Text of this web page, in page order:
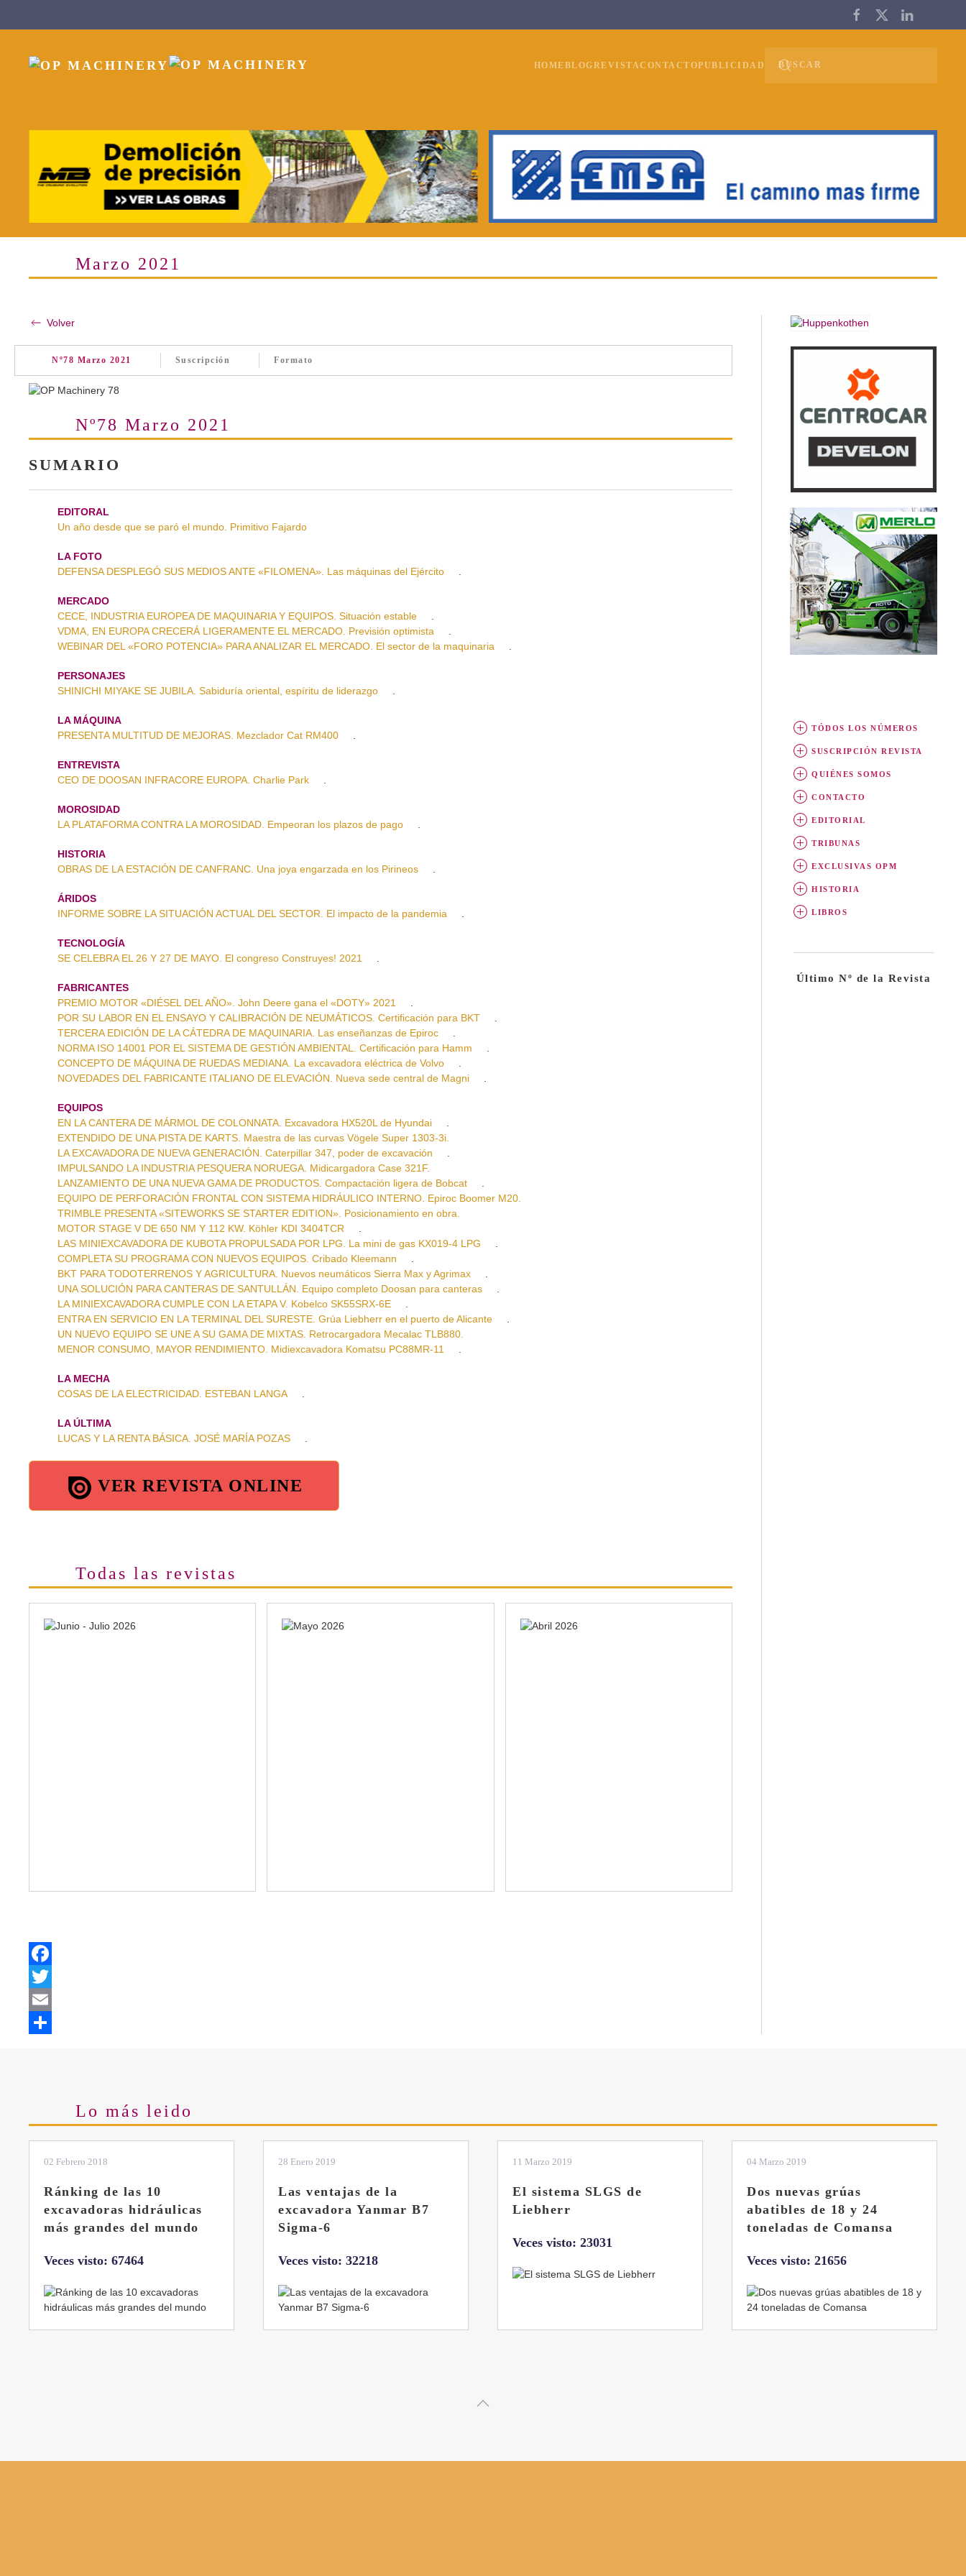
HOMEBLOGREVISTACONTACTOPUBLICIDAD
Marzo 2021
Volver
Nº78 Marzo 2021 Suscripción Formato
Nº78 Marzo 2021
SUMARIO
EDITORAL
Un año desde que se paró el mundo. Primitivo Fajardo
LA FOTO
DEFENSA DESPLEGÓ SUS MEDIOS ANTE «FILOMENA». Las máquinas del Ejército
.
MERCADO
CECE, INDUSTRIA EUROPEA DE MAQUINARIA Y EQUIPOS. Situación estable
.
VDMA, EN EUROPA CRECERÁ LIGERAMENTE EL MERCADO. Previsión optimista
.
WEBINAR DEL «FORO POTENCIA» PARA ANALIZAR EL MERCADO. El sector de la maquinaria
.
PERSONAJES
SHINICHI MIYAKE SE JUBILA. Sabiduría oriental, espíritu de liderazgo
.
LA MÁQUINA
PRESENTA MULTITUD DE MEJORAS. Mezclador Cat RM400
.
ENTREVISTA
CEO DE DOOSAN INFRACORE EUROPA. Charlie Park
.
MOROSIDAD
LA PLATAFORMA CONTRA LA MOROSIDAD. Empeoran los plazos de pago
.
HISTORIA
OBRAS DE LA ESTACIÓN DE CANFRANC. Una joya engarzada en los Pirineos
.
ÁRIDOS
INFORME SOBRE LA SITUACIÓN ACTUAL DEL SECTOR. El impacto de la pandemia
.
TECNOLOGÍA
SE CELEBRA EL 26 Y 27 DE MAYO. El congreso Construyes! 2021
.
FABRICANTES
PREMIO MOTOR «DIÉSEL DEL AÑO». John Deere gana el «DOTY» 2021
.
POR SU LABOR EN EL ENSAYO Y CALIBRACIÓN DE NEUMÁTICOS. Certificación para BKT
.
TERCERA EDICIÓN DE LA CÁTEDRA DE MAQUINARIA. Las enseñanzas de Epiroc
.
NORMA ISO 14001 POR EL SISTEMA DE GESTIÓN AMBIENTAL. Certificación para Hamm
.
CONCEPTO DE MÁQUINA DE RUEDAS MEDIANA. La excavadora eléctrica de Volvo
.
NOVEDADES DEL FABRICANTE ITALIANO DE ELEVACIÓN. Nueva sede central de Magni
.
EQUIPOS
EN LA CANTERA DE MÁRMOL DE COLONNATA. Excavadora HX520L de Hyundai
.
EXTENDIDO DE UNA PISTA DE KARTS. Maestra de las curvas Vögele Super 1303-3i.
LA EXCAVADORA DE NUEVA GENERACIÓN. Caterpillar 347, poder de excavación
.
IMPULSANDO LA INDUSTRIA PESQUERA NORUEGA. Midicargadora Case 321F.
LANZAMIENTO DE UNA NUEVA GAMA DE PRODUCTOS. Compactación ligera de Bobcat
.
EQUIPO DE PERFORACIÓN FRONTAL CON SISTEMA HIDRÁULICO INTERNO. Epiroc Boomer M20.
TRIMBLE PRESENTA «SITEWORKS SE STARTER EDITION». Posicionamiento en obra.
MOTOR STAGE V DE 650 NM Y 112 KW. Köhler KDI 3404TCR
.
LAS MINIEXCAVADORA DE KUBOTA PROPULSADA POR LPG. La mini de gas KX019-4 LPG
.
COMPLETA SU PROGRAMA CON NUEVOS EQUIPOS. Cribado Kleemann
.
BKT PARA TODOTERRENOS Y AGRICULTURA. Nuevos neumáticos Sierra Max y Agrimax
.
UNA SOLUCIÓN PARA CANTERAS DE SANTULLÁN. Equipo completo Doosan para canteras
.
LA MINIEXCAVADORA CUMPLE CON LA ETAPA V. Kobelco SK55SRX-6E
.
ENTRA EN SERVICIO EN LA TERMINAL DEL SURESTE. Grúa Liebherr en el puerto de Alicante
.
UN NUEVO EQUIPO SE UNE A SU GAMA DE MIXTAS. Retrocargadora Mecalac TLB880.
MENOR CONSUMO, MAYOR RENDIMIENTO. Midiexcavadora Komatsu PC88MR-11
.
LA MECHA
COSAS DE LA ELECTRICIDAD. ESTEBAN LANGA
.
LA ÚLTIMA
LUCAS Y LA RENTA BÁSICA. JOSÉ MARÍA POZAS
.
VER REVISTA ONLINE
Todas las revistas
Facebook
Twitter
Email
TÓDOS LOS NÚMEROS
SUSCRIPCIÓN REVISTA
QUIÉNES SOMOS
CONTACTO
EDITORIAL
TRIBUNAS
EXCLUSIVAS OPM
HISTORIA
LIBROS
Último Nº de la Revista
Lo más leido
28 Enero 2019
Las ventajas de la
excavadora Yanmar B7
Sigma-6
Veces visto: 32218
11 Marzo 2019
El sistema SLGS de
Liebherr
04 Marzo 2019
Dos nuevas grúas
abatibles de 18 y 24
01 Febrero 2019
La botella aún no está
llena